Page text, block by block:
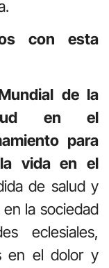
con esta
de la
en el
para
vida en el
de salud y
la sociedad
eclesiales,
en el dolor y